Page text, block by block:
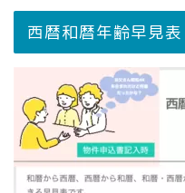
西暦和暦年齢早見表